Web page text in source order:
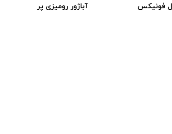
آباژور رومیزی پر